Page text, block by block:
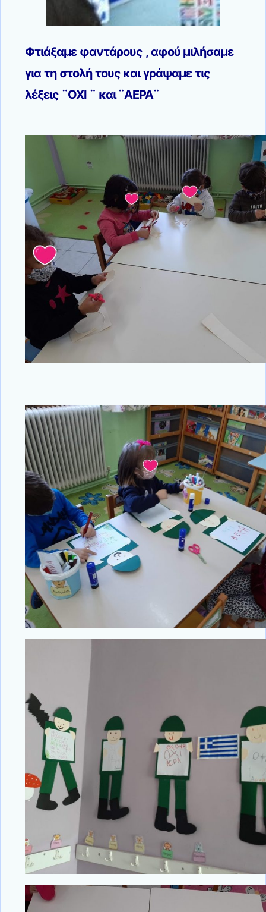
Φτιάξαμε φαντάρους , αφού μιλήσαμε
για τη στολή τους και γράψαμε τις
λέξεις ¨ΟΧΙ ¨ και ¨ΑΕΡΑ¨